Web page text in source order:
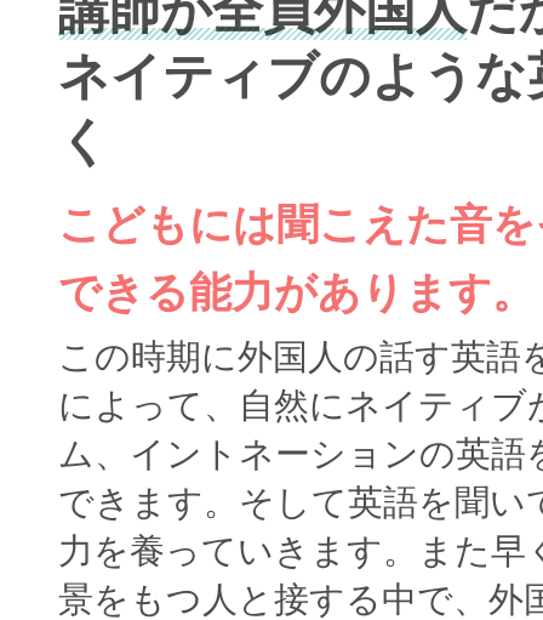
ネイティブのよう
く
こどもには聞こえた音
できる能力があります。
この時期に外国人の話す英語
によって、自然にネイティブ
ム、イントネーションの英語
できます。そして英語を聞い
力を養っていきます。また早
景をもつ人と接する中で、外